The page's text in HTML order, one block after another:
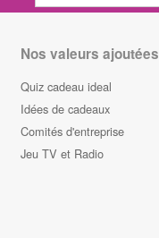
Nos valeurs ajoutées
Quiz cadeau ideal
Idées de cadeaux
Comités d'entreprise
Jeu TV et Radio